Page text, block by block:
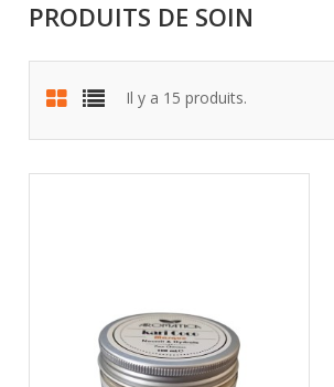
PRODUITS DE SOIN
Il y a 15 produits.